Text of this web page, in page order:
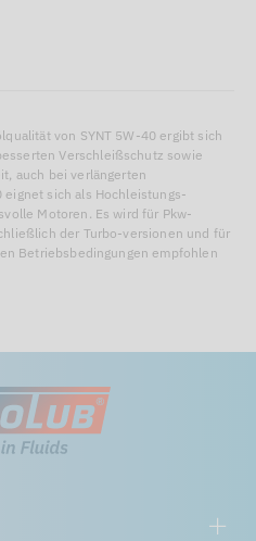
von SYNT 5W-40 ergibt sich
Verschleißschutz sowie
auch bei verlängerten
eignet sich als Hochleistungs-
Motoren. Es wird für Pkw-
der Turbo-versionen und für
Betriebsbedingungen empfohlen